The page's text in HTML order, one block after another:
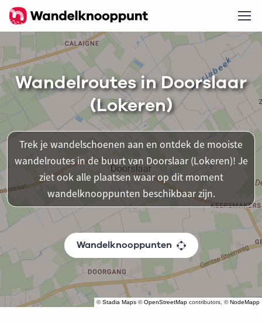
©Stadia Maps ©OpenStreetMap contributors, ©NodeMapp
Wandelroutes in Doorslaar
(Lokeren)
Trek je wandelschoenen aan en ontdek de mooiste
wandelroutes in de buurt van Doorslaar (Lokeren)! Je
ziet ook alle plaatsen waar op dit moment
wandelknooppunten beschikbaar zijn.
Wandelknooppunten